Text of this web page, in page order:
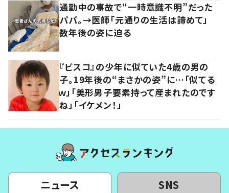
通勤中の事故で“一時意識不明”だった
パパ。→医師「元通りの生活は諦めて」
数年後の姿に迫る
『ビスコ』の少年に似ていた4歳の男の
子。19年後の“まさかの姿”に…「似てる
ｗ」「美形男子要素持って産まれたのです
ね」「イケメン！」
ニュース SNS